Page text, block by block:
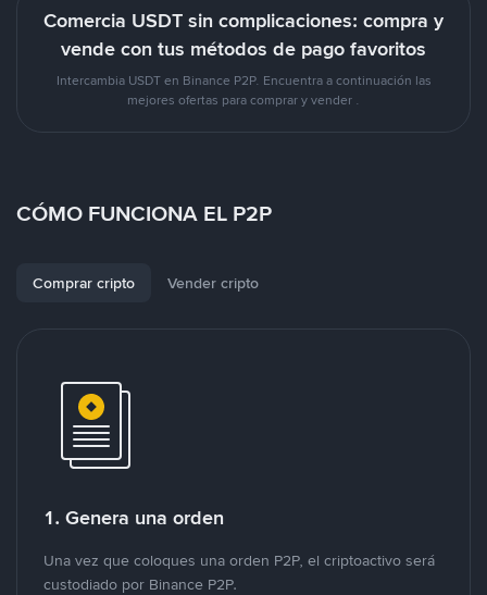
Comercia USDT sin complicaciones: compra y
vende con tus métodos de pago favoritos
Intercambia USDT en Binance P2P. Encuentra a continuación las
mejores ofertas para comprar y vender .
CÓMO FUNCIONA EL P2P
Comprar cripto Vender cripto
1. Genera una orden
Una vez que coloques una orden P2P, el criptoactivo será
custodiado por Binance P2P.